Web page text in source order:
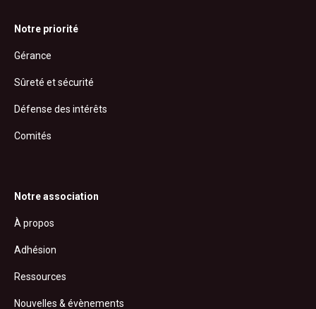
Notre priorité
Gérance
Sûreté et sécurité
Défense des intérêts
Comités
Notre association
À propos
Adhésion
Ressources
Nouvelles & évènements